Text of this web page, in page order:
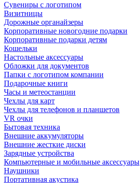
Сувениры с логотипом
Визитницы
Дорожные органайзеры
Корпоративные новогодние подарки
Корпоративные подарки детям
Кошельки
Настольные аксессуары
Обложки для документов
Папки с логотипом компании
Подарочные книги
Часы и метеостанции
Чехлы для карт
Чехлы для телефонов и планшетов
VR очки
Бытовая техника
Внешние аккумуляторы
Внешние жесткие диски
Зарядные устройства
Компьютерные и мобильные аксессуары
Наушники
Портативная акустика